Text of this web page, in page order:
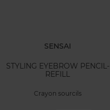
SENSAI
STYLING EYEBROW PENCIL-
REFILL
Crayon sourcils